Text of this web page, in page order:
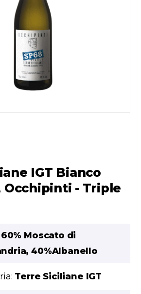
IGT Bianco
Occhipinti - Triple
60% Moscato di
40%Albanello
Terre Siciliane IGT